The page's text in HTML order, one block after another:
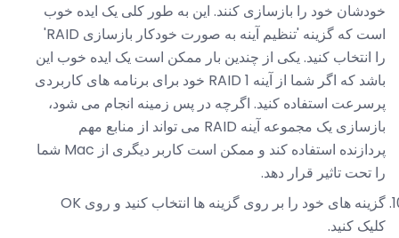
خودشان خود را بازسازی کنند. این به طور کلی یک ایده خوب
است که گزینه 'تنظیم آینه به صورت خودکار بازسازی RAID'
را انتخاب کنید. یکی از چندین بار ممکن است یک ایده خوب این
باشد که اگر شما از آینه RAID 1 خود برای برنامه های کاربردی
پرسرعت استفاده کنید. اگرچه در پس زمینه انجام می شود،
بازسازی یک مجموعه آینه RAID می تواند از منابع مهم
پردازنده استفاده کند و ممکن است کاربر دیگری از Mac شما
را تحت تاثیر قرار دهد.
گزینه های خود را بر روی گزینه ها انتخاب کنید و روی OK
کلیک کنید.